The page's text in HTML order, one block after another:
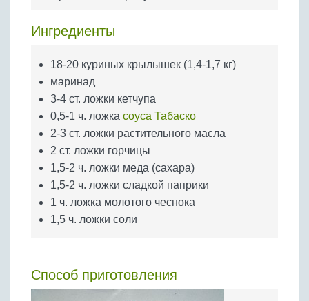
Яйца
Ингредиенты
18-20 куриных крылышек (1,4-1,7 кг)
маринад
3-4 ст. ложки кетчупа
0,5-1 ч. ложка соуса Табаско
2-3 ст. ложки растительного масла
2 ст. ложки горчицы
1,5-2 ч. ложки меда (сахара)
1,5-2 ч. ложки сладкой паприки
1 ч. ложка молотого чеснока
1,5 ч. ложки соли
Способ приготовления